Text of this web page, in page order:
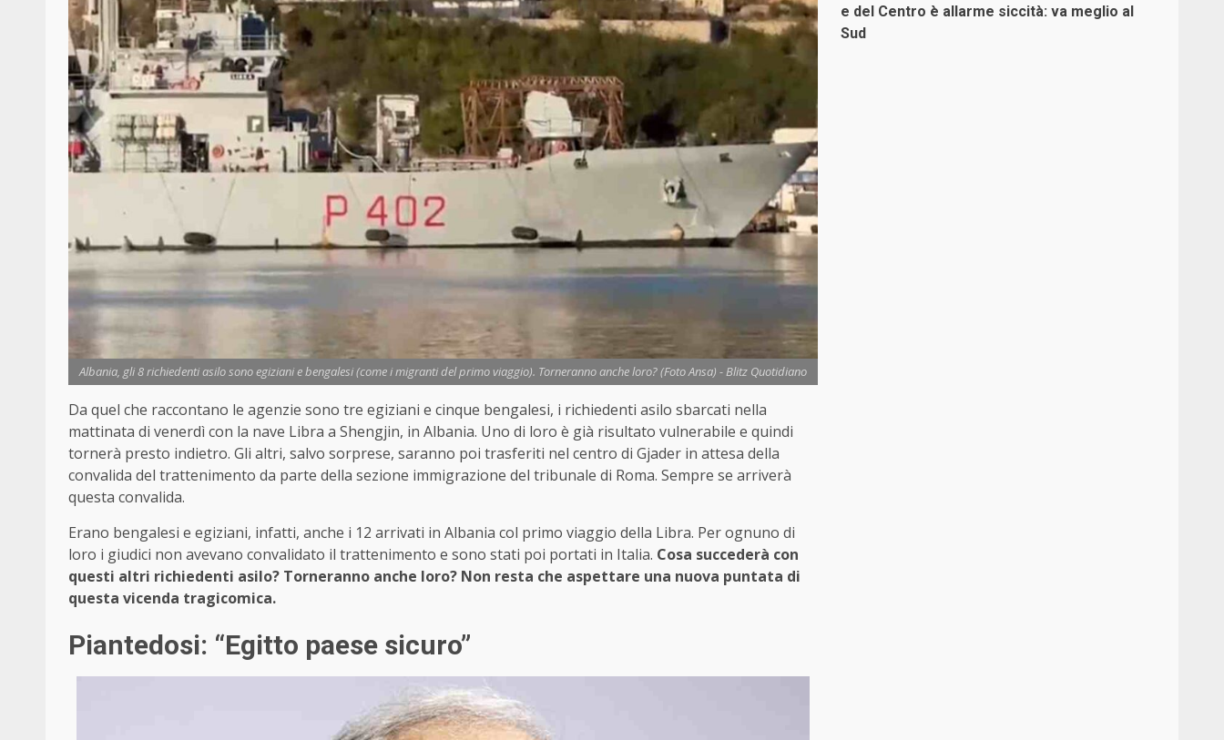
Albania, gli 8 richiedenti asilo sono egiziani e bengalesi (come i migranti del primo viaggio). Torneranno anche loro? (Foto Ansa) - Blitz Quotidiano
Da quel che raccontano le agenzie sono tre egiziani e cinque bengalesi, i richiedenti asilo sbarcati nella
mattinata di venerdì con la nave Libra a Shengjin, in Albania. Uno di loro è già risultato vulnerabile e quindi
tornerà presto indietro. Gli altri, salvo sorprese, saranno poi trasferiti nel centro di Gjader in attesa della
convalida del trattenimento da parte della sezione immigrazione del tribunale di Roma. Sempre se arriverà
questa convalida.
Erano bengalesi e egiziani, infatti, anche i 12 arrivati in Albania col primo viaggio della Libra. Per ognuno di
loro i giudici non avevano convalidato il trattenimento e sono stati poi portati in Italia. Cosa succederà con
questi altri richiedenti asilo? Torneranno anche loro? Non resta che aspettare una nuova puntata di
questa vicenda tragicomica.
Piantedosi: “Egitto paese sicuro”
e del Centro è allarme siccità: va meglio al
Sud